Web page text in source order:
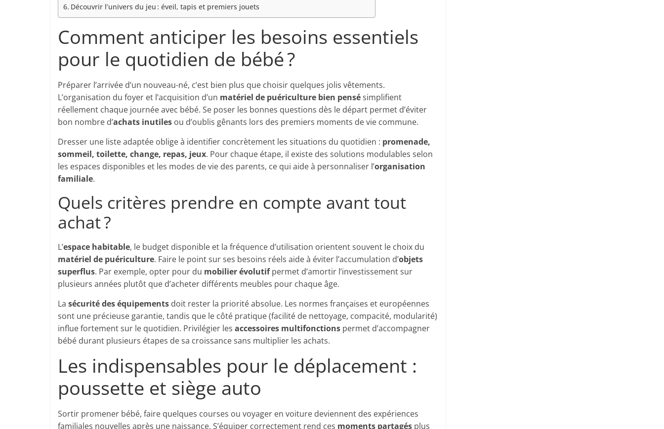
Découvrir l’univers du jeu : éveil, tapis et premiers jouets
Comment anticiper les besoins essentiels
pour le quotidien de bébé ?
Préparer l’arrivée d’un nouveau-né, c’est bien plus que choisir quelques jolis vêtements.
L’organisation du foyer et l’acquisition d’un matériel de puériculture bien pensésimplifient
réellement chaque journée avec bébé. Se poser les bonnes questions dès le départ permet d’éviter
bon nombre d’achats inutiles ou d’oublis gênants lors des premiers moments de vie commune.
Dresser une liste adaptée oblige à identifier concrètement les situations du quotidien : promenade,
sommeil, toilette, change, repas, jeux. Pour chaque étape, il existe des solutions modulables selon
les espaces disponibles et les modes de vie des parents, ce qui aide à personnaliser l’organisation
familiale.
Quels critères prendre en compte avant tout
achat ?
L’espace habitable, le budget disponible et la fréquence d’utilisation orientent souvent le choix du
matériel de puériculture. Faire le point sur ses besoins réels aide à éviter l’accumulation d’objets
superflus. Par exemple, opter pour du mobilier évolutifpermet d’amortir l’investissement sur
plusieurs années plutôt que d’acheter différents meubles pour chaque âge.
La sécurité des équipements doit rester la priorité absolue. Les normes françaises et européennes
sont une précieuse garantie, tandis que le côté pratique (facilité de nettoyage, compacité, modularité)
influe fortement sur le quotidien. Privilégier les accessoires multifonctions permet d’accompagner
bébé durant plusieurs étapes de sa croissance sans multiplier les achats.
Les indispensables pour le déplacement :
poussette et siège auto
Sortir promener bébé, faire quelques courses ou voyager en voiture deviennent des expériences
familiales nouvelles après une naissance. S’équiper correctement rend ces moments partagés plus